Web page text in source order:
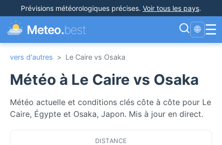
Prévisions météorologiques précises. Voir tous les pays.
Meteo.best 🌐 ☰
vers d'autres > Le Caire vs Osaka
Météo à Le Caire vs Osaka
Météo actuelle et conditions clés côte à côte pour Le
Caire, Égypte et Osaka, Japon. Mis à jour en direct.
DISTANCE